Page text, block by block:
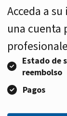
Acceda a
una cuenta
Estado de
reembolso
Pagos